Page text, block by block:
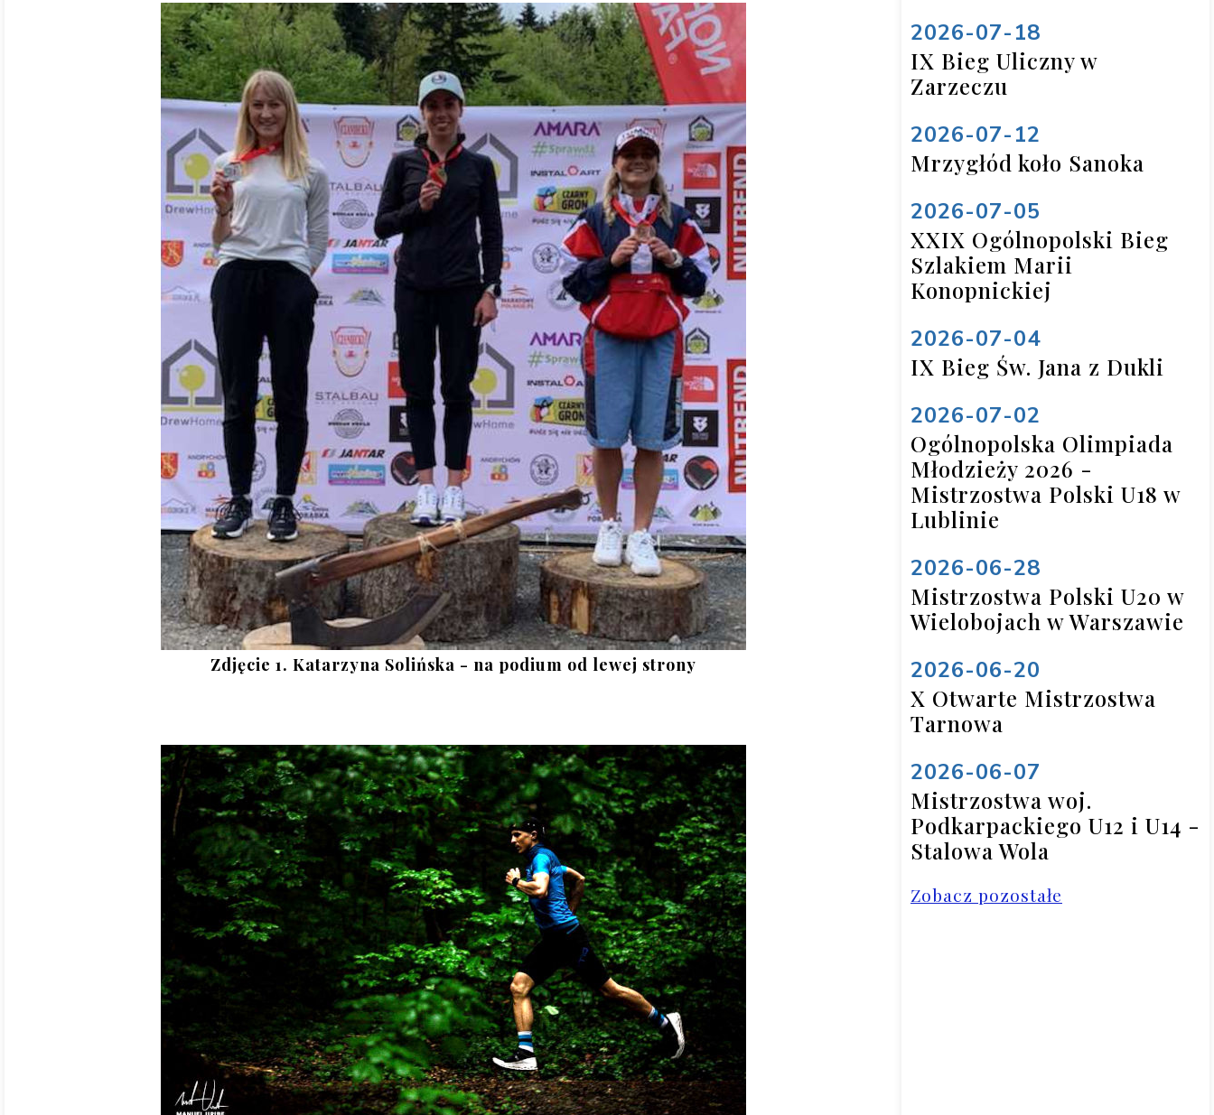
2026-07-18
IX Bieg Uliczny w
Zarzeczu
2026-07-12
Mrzygłód koło Sanoka
2026-07-05
XXIX Ogólnopolski Bieg
Szlakiem Marii
Konopnickiej
2026-07-04
IX Bieg Św. Jana z Dukli
2026-07-02
Ogólnopolska Olimpiada
Młodzieży 2026 -
Mistrzostwa Polski U18 w
Lublinie
2026-06-28
Mistrzostwa Polski U20 w
Wielobojach w Warszawie
2026-06-20
X Otwarte Mistrzostwa
Tarnowa
2026-06-07
Mistrzostwa woj.
Podkarpackiego U12 i U14 -
Stalowa Wola
Zobacz pozostałe
Zdjęcie 1. Katarzyna Solińska - na podium od lewej strony